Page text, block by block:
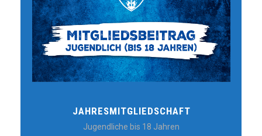
JAHRESMITGLIEDSCHAFT
Jugendliche bis 18 Jahren